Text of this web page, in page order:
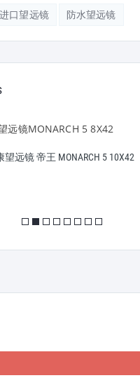
进口望远镜 防水望远镜
望远镜 帝王 MONARCH 5 10X42